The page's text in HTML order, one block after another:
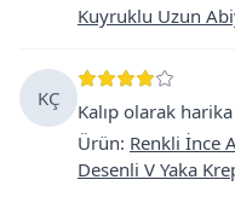
Kuyruklu Uzun
KÇ
Kalıp olarak
Ürün: Renkli İnce
Desenli V Yaka